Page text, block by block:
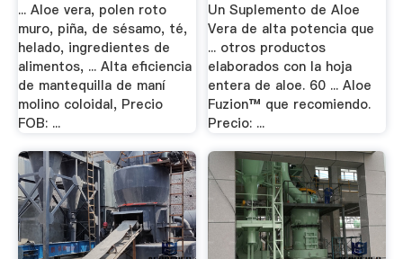
... Aloe vera, polen roto
muro, piña, de sésamo, té,
helado, ingredientes de
alimentos, ... Alta eficiencia
de mantequilla de maní
molino coloidal, Precio
FOB: ...
Un Suplemento de Aloe
Vera de alta potencia que
... otros productos
elaborados con la hoja
entera de aloe. 60 ... Aloe
Fuzion™ que recomiendo.
Precio: ...